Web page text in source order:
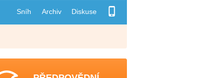
Sníh Archiv Diskuse